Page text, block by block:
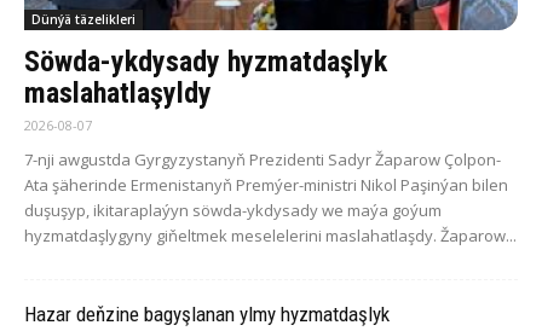
Dünýä täzelikleri
Söwda-ykdysady hyzmatdaşlyk
maslahatlaşyldy
2026-08-07
7-nji awgustda Gyrgyzystanyň Prezidenti Sadyr Žaparow Çolpon-
Ata şäherinde Ermenistanyň Premýer-ministri Nikol Paşinýan bilen
duşuşyp, ikitaraplaýyn söwda-ykdysady we maýa goýum
hyzmatdaşlygyny giňeltmek meselelerini maslahatlaşdy. Žaparow...
Hazar deňzine bagyşlanan ylmy hyzmatdaşlyk